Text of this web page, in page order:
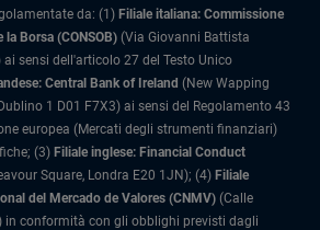
da: (1) Filiale italiana: Commissione
la Borsa (CONSOB) (Via Giovanni Battista
ai sensi dell'articolo 27 del Testo Unico
Central Bank of Ireland (New Wapping
1 D01 F7X3) ai sensi del Regolamento 43
europea (Mercati degli strumenti finanziari)
(3) Filiale inglese: Financial Conduct
Square, Londra E20 1JN); (4) Filiale
del Mercado de Valores (CNMV) (Calle
in conformità con gli obblighi previsti dagli